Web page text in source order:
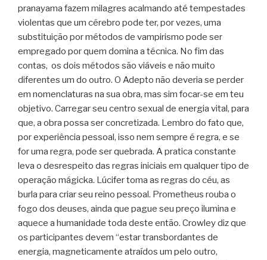
pranayama fazem milagres acalmando até tempestades
violentas que um cérebro pode ter, por vezes, uma
substituição por métodos de vampirismo pode ser
empregado por quem domina a técnica. No fim das
contas, os dois métodos são viáveis e não muito
diferentes um do outro. O Adepto não deveria se perder
em nomenclaturas na sua obra, mas sim focar-se em teu
objetivo. Carregar seu centro sexual de energia vital, para
que, a obra possa ser concretizada. Lembro do fato que,
por experiência pessoal, isso nem sempre é regra, e se
for uma regra, pode ser quebrada. A pratica constante
leva o desrespeito das regras iniciais em qualquer tipo de
operação mágicka. Lúcifer toma as regras do céu, as
burla para criar seu reino pessoal. Prometheus rouba o
fogo dos deuses, ainda que pague seu preço ilumina e
aquece a humanidade toda deste então. Crowley diz que
os participantes devem “estar transbordantes de
energia, magneticamente atraídos um pelo outro,